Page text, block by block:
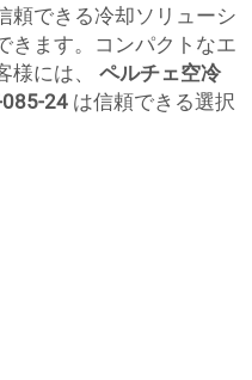
頼できる冷却ソリューシ
きます。コンパクトなエ
様には、 ペルチェ空冷
085-24 は信頼できる選択